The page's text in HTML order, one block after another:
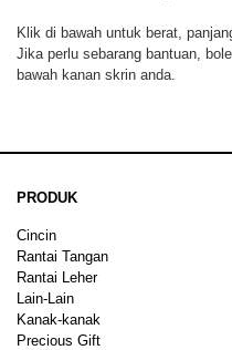
Klik di bawah untuk berat,
Jika perlu sebarang bantuan,
bawah kanan skrin anda.
PRODUK
Cincin
Rantai Tangan
Rantai Leher
Lain-Lain
Kanak-kanak
Precious Gift